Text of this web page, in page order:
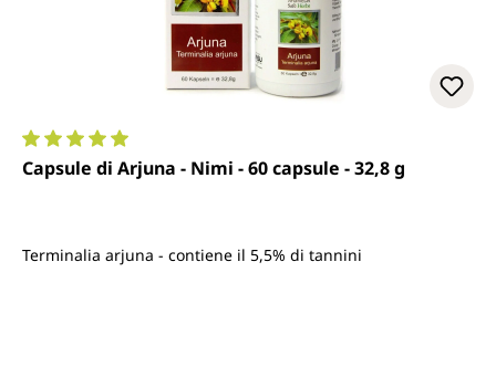
Valutazione media di 5 su 5 stelle
Capsule di Arjuna - Nimi - 60 capsule - 32,8 g
Terminalia arjuna - contiene il 5,5% di tannini